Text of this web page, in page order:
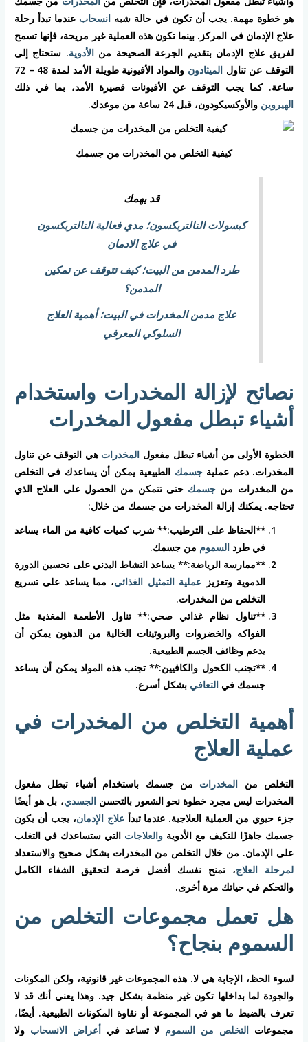
هو خطوة مهمة. يجب أن تكون في حالة شبه انسحاب عندما تبدأ رحلة
علاج الإدمان في المركز. بينما تكون هذه العملية غير مريحة، فإنها تسمح
لفريق علاج الإدمان بتقديم الجرعة الصحيحة منالأدوية. ستحتاج إلى
التوقف عن تناولالميثادون
والمواد الأفيونية طويلة الأمد لمدة 48 – 72
ساعة. كما يجب التوقف عن الأفيونات قصيرة الأمد، بما في ذلك
الهيروين والأوكسيكودون، قبل 24 ساعة من موعدك.
كيفية التخلص من المخدرات من جسمك
قد يهمك
كبسولات النالتريكسون؛ مدي فعالية النالتريكسون
في علاج الادمان
طرد المدمن من البيت؛ كيف تتوقف عن تمكين
المدمن؟
علاج مدمن المخدرات في البيت؛ أهمية العلاج
السلوكي المعرفي
نصائح لإزالة المخدرات واستخدام
أشياء تبطل مفعول المخدرات
الخطوة الأولى من أشياء تبطل مفعول المخدرات هي التوقف عن تناول
المخدرات. دعم عمليةجسمك الطبيعية يمكن أن يساعدك في التخلص
من المخدرات من جسمك حتى تتمكن من الحصول على العلاج الذي
تحتاجه. يمكنك إزالة المخدرات من جسمك من خلال:
**الحفاظ على الترطيب:** شرب كميات كافية من الماء يساعد
في طردالسموم من جسمك.
**ممارسة الرياضة:** يساعد النشاط البدني على تحسين الدورة
الدموية وتعزيز عملية التمثيل الغذائي، مما يساعد على تسريع
التخلص من المخدرات.
**تناول نظام غذائي صحي:** تناول الأطعمة المغذية مثل
الفواكه والخضروات والبروتينات الخالية من الدهون يمكن أن
يدعم وظائف الجسم الطبيعية.
**تجنب الكحول والكافيين:** تجنب هذه المواد يمكن أن يساعد
جسمك فيالتعافي بشكل أسرع.
أهمية التخلص من المخدرات في
عملية العلاج
التخلص من المخدرات من جسمك باستخدام أشياء تبطل مفعول
المخدرات ليس مجرد خطوة نحو الشعور بالتحسنالجسدي، بل هو أيضًا
جزء حيوي من العملية العلاجية. عندما تبدأعلاج الإدمان، يجب أن يكون
جسمك جاهزًا للتكيف مع الأدوية والعلاجات التي ستساعدك في التغلب
على الإدمان. من خلال التخلص من المخدرات بشكل صحيح والاستعداد
لمرحلة العلاج، تمنح نفسك أفضل فرصة لتحقيق الشفاء الكامل
والتحكم في حياتك مرة أخرى.
هل تعمل مجموعات التخلص من
السموم بنجاح؟
لسوء الحظ، الإجابة هي لا. هذه المجموعات غير قانونية، ولكن المكونات
والجودة لما بداخلها تكون غير منظمة بشكل جيد. وهذا يعني أنك قد لا
تعرف بالضبط ما هو في المجموعة أو نقاوة المكونات الطبيعية. أيضًا،
مجموعات التخلص من السموم لا تساعد فيأعراض الانسحاب ولا